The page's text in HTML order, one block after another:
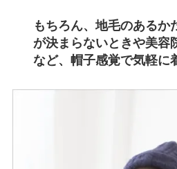
もちろん、地毛のあるか
が決まらないときや美容
など、帽子感覚で気軽に